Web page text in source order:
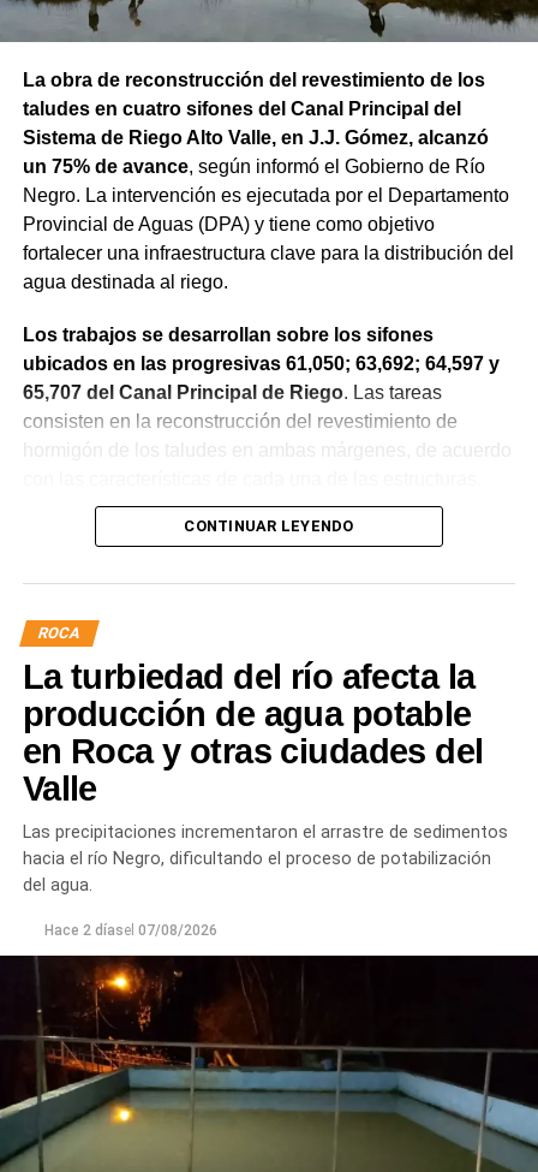
La obra de reconstrucción del revestimiento de los
taludes en cuatro sifones del Canal Principal del
Sistema de Riego Alto Valle, en J.J. Gómez, alcanzó
un 75% de avance, según informó el Gobierno de Río
Negro. La intervención es ejecutada por el Departamento
Provincial de Aguas (DPA) y tiene como objetivo
fortalecer una infraestructura clave para la distribución del
agua destinada al riego.
Los trabajos se desarrollan sobre los sifones
ubicados en las progresivas 61,050; 63,692; 64,597 y
65,707 del Canal Principal de Riego. Las tareas
consisten en la reconstrucción del revestimiento de
hormigón de los taludes en ambas márgenes, de acuerdo
La obra incluye la demolición de losas deterioradas, la
requieren, la ejecución de un nuevo revestimiento de
hormigón reforzado con malla de acero y el sellado de
juntas para mejorar la durabilidad de la infraestructura.
Desde el DPA destacaron que esta intervención forma
parte del plan de mantenimiento y renovación de la
infraestructura hídrica provincial, con el propósito de
optimizar la conducción del agua, preservar el Canal
seguro para los productores del Alto Valle.
CONTINUAR LEYENDO
ROCA
La turbiedad del río afecta la
producción de agua potable
en Roca y otras ciudades del
Valle
Las precipitaciones incrementaron el arrastre de sedimentos
hacia el río Negro, dificultando el proceso de potabilización
del agua.
Hace 2 díasel 07/08/2026